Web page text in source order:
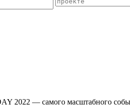
2022 — самого масштабного